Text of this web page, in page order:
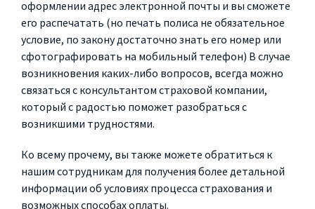
оформлении адрес электронной почты и вы сможете
его распечатать (но печать полиса не обязательное
условие, по закону достаточно знать его номер или
сфотографировать на мобильный телефон) В случае
возникновения каких-либо вопросов, всегда можно
связаться с консультантом страховой компании,
который с радостью поможет разобраться с
возникшими трудностями.
Ко всему прочему, вы также можете обратиться к
нашим сотрудникам для получения более детальной
информации об условиях процесса страхования и
возможных способах оплаты.